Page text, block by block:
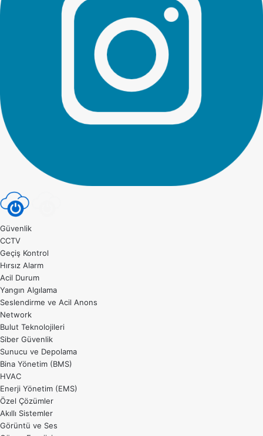
Güvenlik
CCTV
Geçiş Kontrol
Hırsız Alarm
Acil Durum
Yangın Algılama
Seslendirme ve Acil Anons
Network
Bulut Teknolojileri
Siber Güvenlik
Sunucu ve Depolama
Bina Yönetim (BMS)
HVAC
Enerji Yönetim (EMS)
Özel Çözümler
Akıllı Sistemler
Görüntü ve Ses